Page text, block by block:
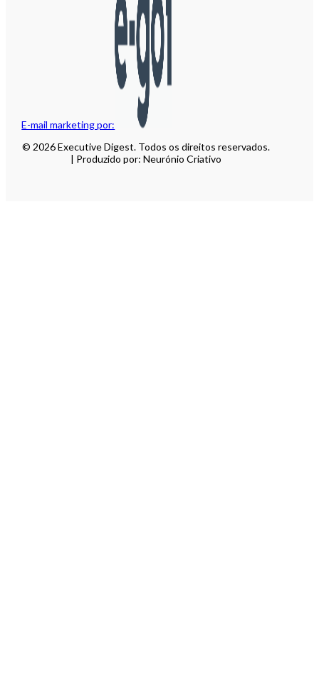
E-mail marketing por:
© 2026 Executive Digest. Todos os direitos reservados.
| Produzido por: Neurónio Criativo